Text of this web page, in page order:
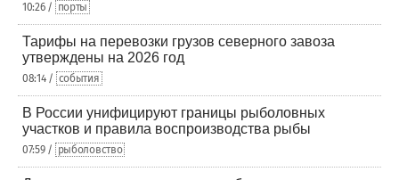
10:26 / порты
Тарифы на перевозки грузов северного завоза
утверждены на 2026 год
08:14 / события
В России унифицируют границы рыболовных
участков и правила воспроизводства рыбы
07:59 / рыболовство